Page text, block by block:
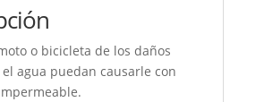
o bicicleta de los daños
agua puedan causarle con